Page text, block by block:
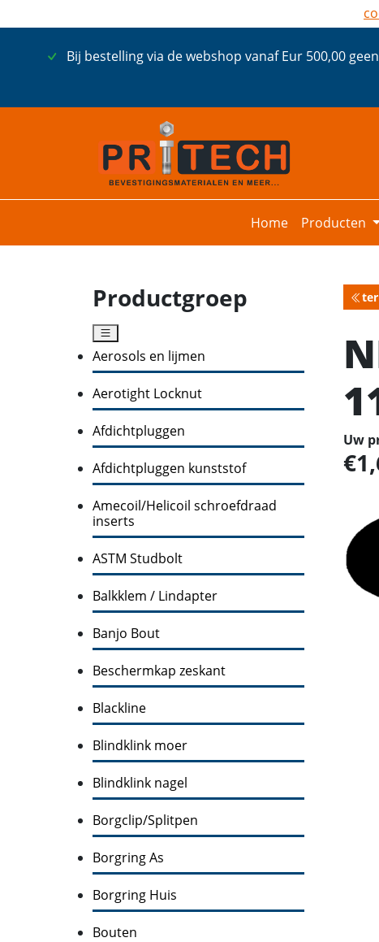
Bij bestelling via de webshop vanaf Eur 500,00
Home Producten
Productgroep
Aerosols en lijmen
Aerotight Locknut
Afdichtpluggen
Afdichtpluggen kunststof
Amecoil/Helicoil schroefdraad
inserts
ASTM Studbolt
Balkklem / Lindapter
Banjo Bout
Beschermkap zeskant
Blackline
Blindklink moer
Blindklink nagel
Borgclip/Splitpen
Borgring As
Borgring Huis
Bouten
Uw